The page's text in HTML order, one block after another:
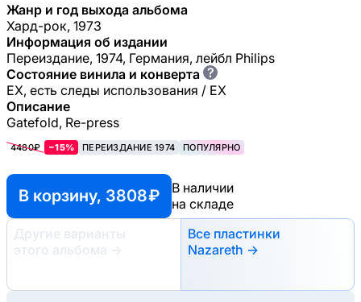
Жанр и год выхода альбома
Хард-рок, 1973
Информация об издании
Переиздание, 1974, Германия, лейбл Philips
Состояние винила и конверта ?
EX, есть следы использования / EX
Описание
Gatefold, Re-press
4480₽ −15% ПЕРЕИЗДАНИЕ 1974 ПОПУЛЯРНО
В корзину, 3808 ₽
В наличии
на складе
Другие варианты
этого альбома
→
Все пластинки
Nazareth →